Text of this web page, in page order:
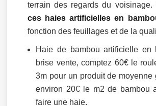
terrain des regards du voisinage.
ces haies artificielles en
fonction des feuillages et de la
Haie de bambou artificielle en
brise vente, comptez 60€ le
3m pour un produit de moyenne
environ 20€ le m2 de bambou
faire une haie.